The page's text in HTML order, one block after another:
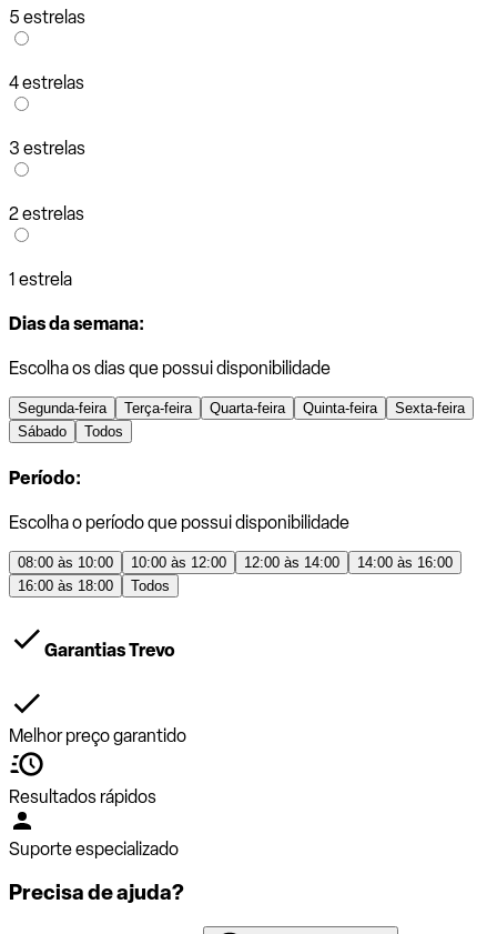
5 estrelas
4 estrelas
3 estrelas
2 estrelas
1 estrela
Dias da semana:
Escolha os dias que possui disponibilidade
Segunda-feira Terça-feira Quarta-feira Quinta-feira
Sexta-feira
Sábado
Todos
Período:
Escolha o período que possui disponibilidade
08:00 às 10:00 10:00 às 12:00 12:00 às 14:00
14:00 às 16:00
16:00 às 18:00
Todos
Garantias Trevo
Melhor preço garantido
Resultados rápidos
Suporte especializado
Precisa de ajuda?